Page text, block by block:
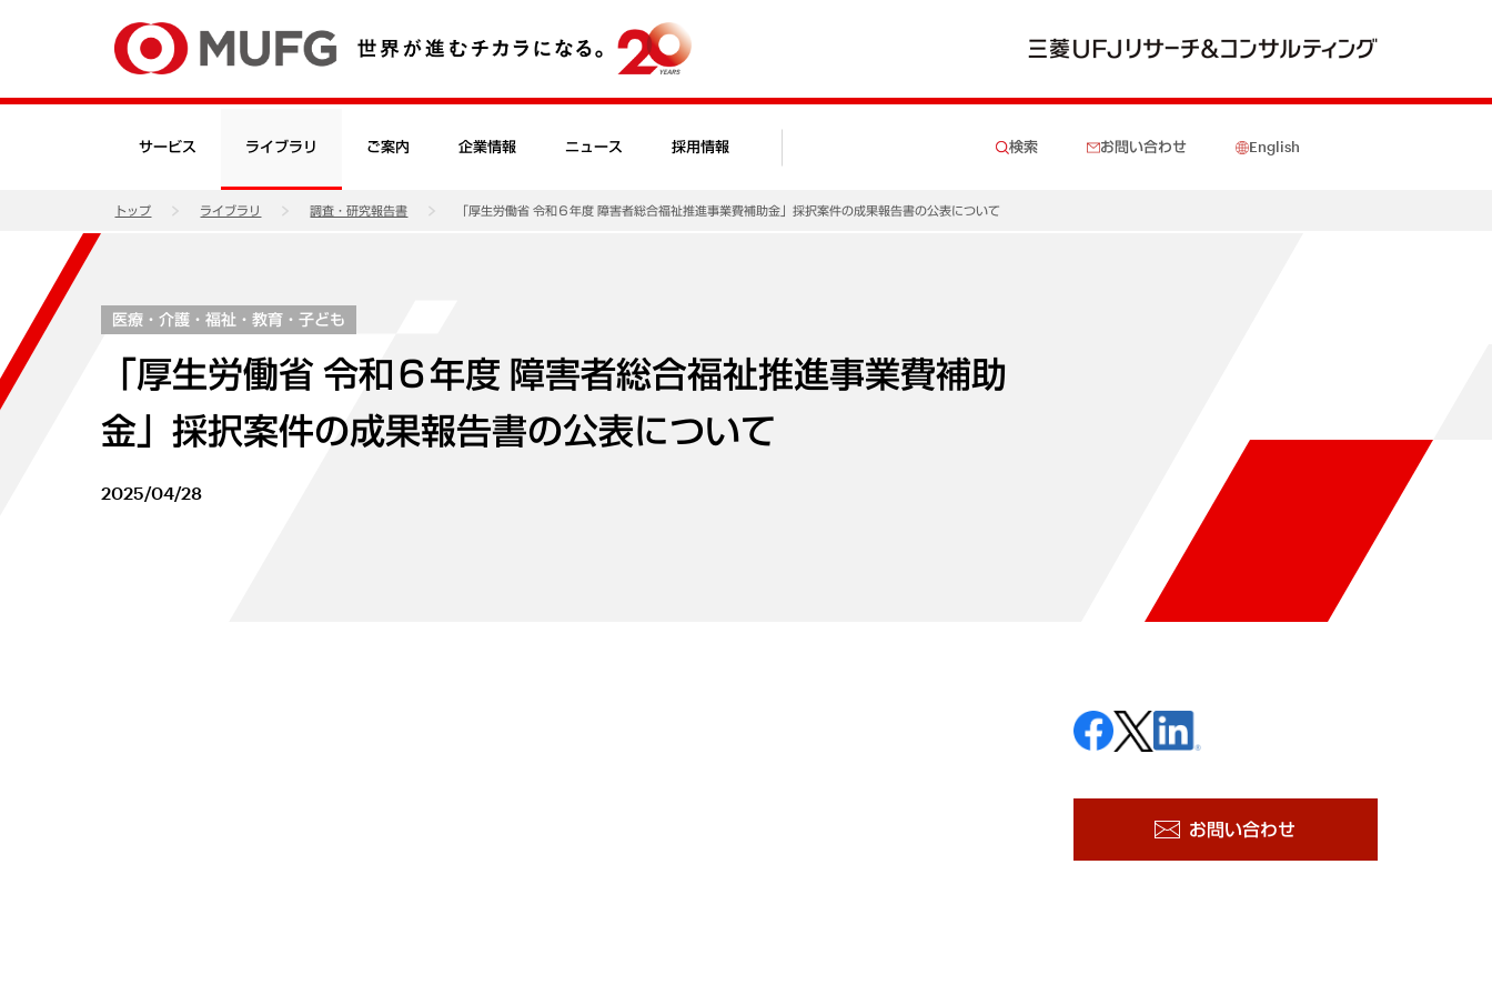
サービス ライブラリ ご案内 企業情報 ニュース 採用情報 検索 お問い合わせ English
トップ ライブラリ 調査・研究報告書 「厚生労働省 令和６年度 障害者総合福祉推進事業費補助金」採択案件の成果報告書の公表について
医療・介護・福祉・教育・子ども
「厚生労働省 令和６年度 障害者総合福祉推進事業費補助
金」採択案件の成果報告書の公表について
2025/04/28
お問い合わせ